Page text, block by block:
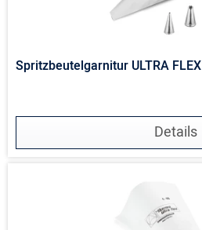
Spritzbeutelgarnitur ULTRA FLEX
Details